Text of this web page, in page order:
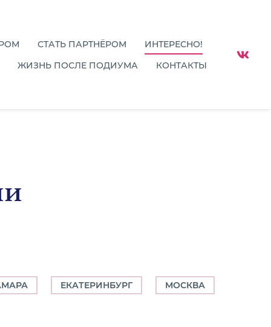
СТАТЬ ПАРТНЁРОМ
ИНТЕРЕСНО!
ЖИЗНЬ ПОСЛЕ ПОДИУМА
КОНТАКТЫ
ЕКАТЕРИНБУРГ МОСКВА